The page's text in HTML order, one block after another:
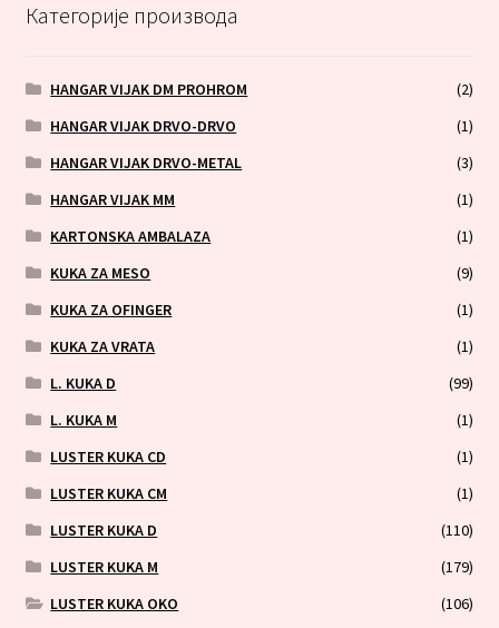
Категорије производа
HANGAR VIJAK DM PROHROM
(2)
HANGAR VIJAK DRVO-DRVO
(1)
HANGAR VIJAK DRVO-METAL
(3)
HANGAR VIJAK MM
(1)
KARTONSKA AMBALAZA
(1)
KUKA ZA MESO
(9)
KUKA ZA OFINGER
(1)
KUKA ZA VRATA
(1)
L. KUKA D
(99)
L. KUKA M
(1)
LUSTER KUKA CD
(1)
LUSTER KUKA CM
(1)
LUSTER KUKA D
(110)
LUSTER KUKA M
(179)
LUSTER KUKA OKO
(106)